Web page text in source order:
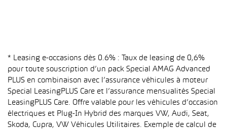
* Leasing e-occasions dès 0.6% : Taux de leasing de 0,6%
pour toute souscription d’un pack Special AMAG Advanced
PLUS en combinaison avec l’assurance véhicules à moteur
Special LeasingPLUS Care et l’assurance mensualités Special
LeasingPLUS Care. Offre valable pour les véhicules d’occasion
électriques et Plug-In Hybrid des marques VW, Audi, Seat,
Skoda, Cupra, VW Véhicules Utilitaires. Exemple de calcul de